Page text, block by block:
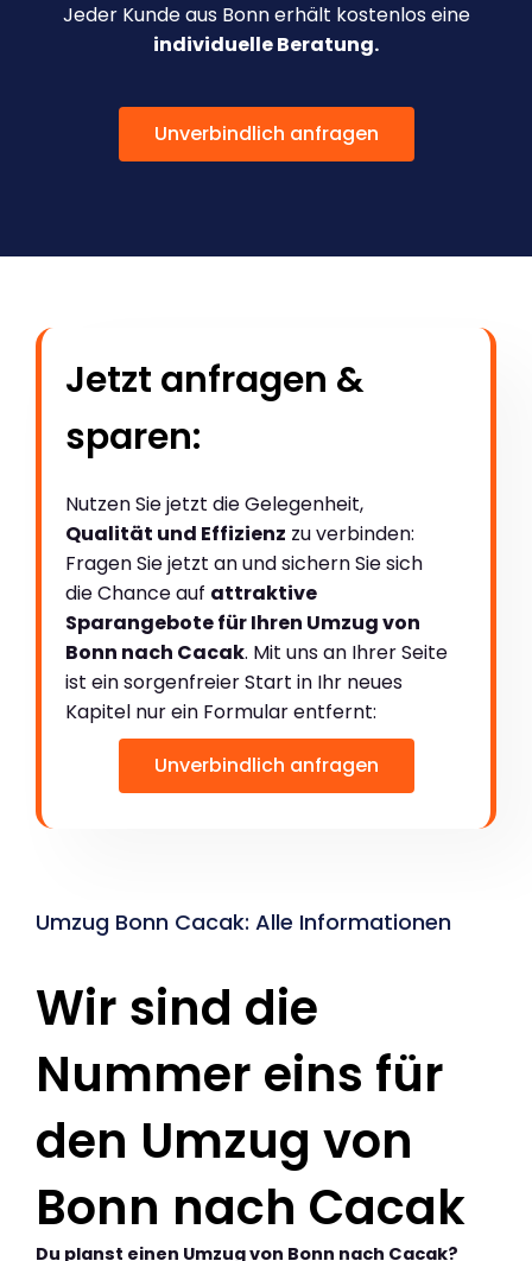
Jeder Kunde aus Bonn erhält kostenlos eine
individuelle Beratung.
Unverbindlich anfragen
Jetzt anfragen &
sparen:
Nutzen Sie jetzt die Gelegenheit,
Qualität und Effizienz zu verbinden:
Fragen Sie jetzt an und sichern Sie sich
die Chance auf attraktive
Sparangebote für Ihren Umzug von
Bonn nach Cacak. Mit uns an Ihrer Seite
ist ein sorgenfreier Start in Ihr neues
Kapitel nur ein Formular entfernt:
Unverbindlich anfragen
Umzug Bonn Cacak: Alle Informationen
Wir sind die
Nummer eins für
den Umzug von
Bonn nach Cacak
Du planst einen Umzug von Bonn nach Cacak?